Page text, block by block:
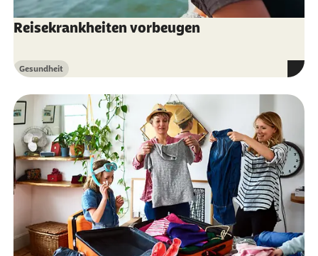
Reisekrankheiten vorbeugen
Kategorie
Gesundheit